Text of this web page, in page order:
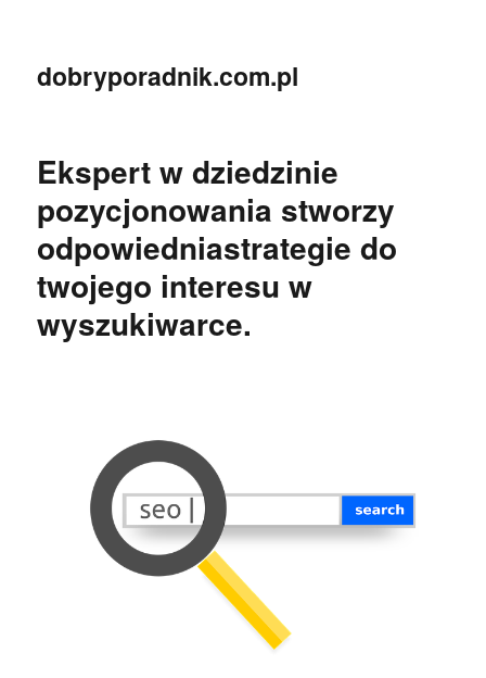
dobryporadnik.com.pl
Ekspert w dziedzinie
pozycjonowania stworzy
odpowiedniastrategie do
twojego interesu w
wyszukiwarce.